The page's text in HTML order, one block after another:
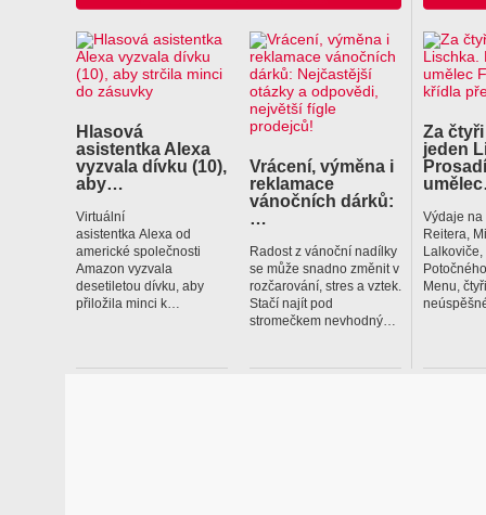
Hlasová
asistentka Alexa
vyzvala dívku (10),
aby…
Virtuální
asistentka Alexa od
americké společnosti
Amazon vyzvala
desetiletou dívku, aby
přiložila minci k…
Vrácení, výměna i
reklamace
vánočních dárků:
Radost z vánoční nadílky
se může snadno změnit v
rozčarování, stres a vztek.
Stačí najít pod
stromečkem nevhodný…
Za
jeden
Výdaje na
Reitera,
Menu,